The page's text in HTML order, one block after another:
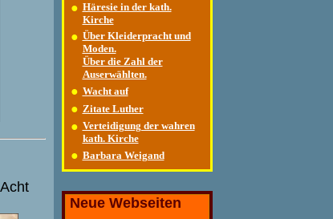
● Häresie in der kath.
Kirche
● Über Kleiderpracht und
Moden.
Über die Zahl der
Auserwählten.
● Wacht auf
● Zitate Luther
● Verteidigung der wahren
kath. Kirche
● Barbara Weigand
Neue Webseiten